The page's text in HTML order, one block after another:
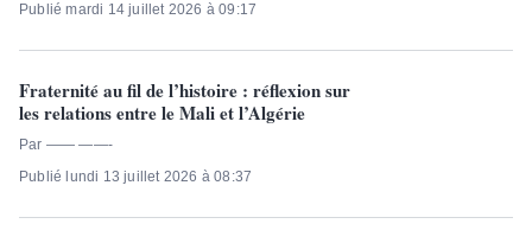
Publié mardi 14 juillet 2026 à 09:17
Fraternité au fil de l’histoire : réflexion sur
les relations entre le Mali et l’Algérie
Par —— ——-
Publié lundi 13 juillet 2026 à 08:37